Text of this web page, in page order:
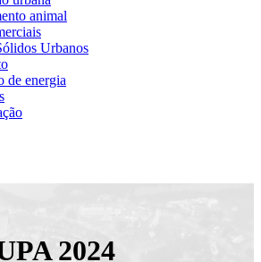
animal
Urbanos
de energia
2024